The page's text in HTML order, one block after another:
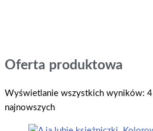
Oferta produktowa
Wyświetlanie wszystkich wyników: 4
najnowszych